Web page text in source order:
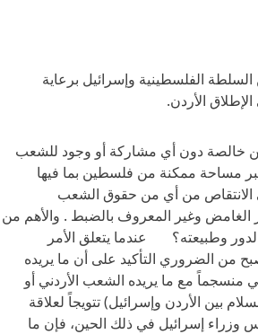
السلطة الفلسطينية وإسرائيل برعاية
الأردن.
خالصة دون أي مشاركة أو وجود للشعب
مساحة ممكنة من فلسطين بما فيها
الانتقاص من أي من حقوق الشعب
الغامض وغير المعروف بالضبط . والأهم من
وطبيعته؟ عندما يتعلق الأمر
من الضروري التأكيد على أن ما يريده
منسجماً مع ما يريده الشعب الأردني أو
بين الأردن وإسرائيل) تتويجاً لعلاقة
وزراء إسرائيل في ذلك الحين، فإن ما